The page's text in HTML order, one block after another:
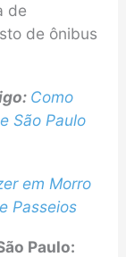
de
de ônibus
Como
São Paulo
em Morro
Passeios
Paulo: